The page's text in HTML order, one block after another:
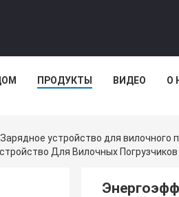
ПРОДУКТЫ ВИДЕО О
Зарядное устройство для вилочного
Для Вилочных